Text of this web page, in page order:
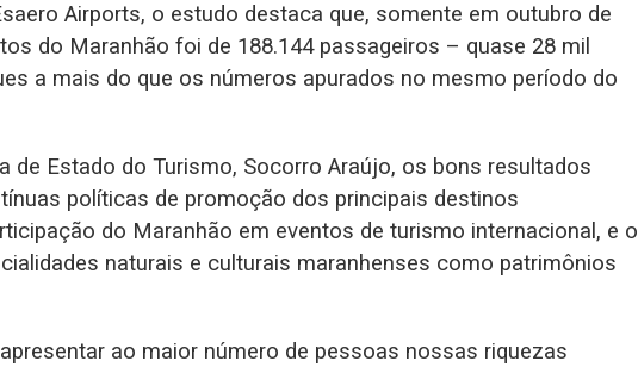
Airports, o estudo destaca que, somente em outubro de
do Maranhão foi de 188.144 passageiros – quase 28 mil
a mais do que os números apurados no mesmo período do
de Estado do Turismo, Socorro Araújo, os bons resultados
políticas de promoção dos principais destinos
do Maranhão em eventos de turismo internacional, e o
naturais e culturais maranhenses como patrimônios
ao maior número de pessoas nossas riquezas